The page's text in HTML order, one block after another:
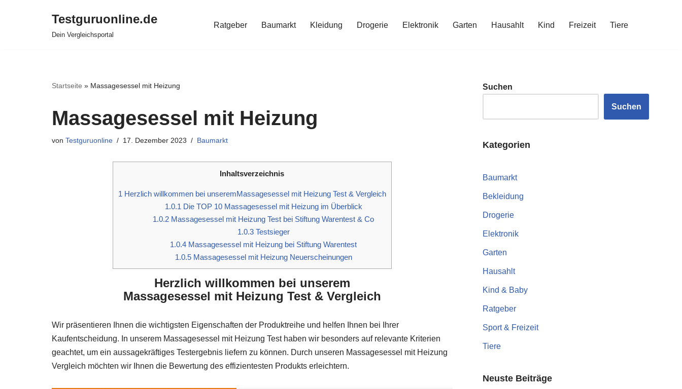
Testguruonline.de
Dein Vergleichsportal
Ratgeber Baumarkt Kleidung Drogerie Elektronik Garten Hausahlt Kind Freizeit Tiere
Startseite » Massagesessel mit Heizung
Massagesessel mit Heizung
von Testguruonline 17. Dezember 2023 Baumarkt
Inhaltsverzeichnis
1 Herzlich willkommen bei unseremMassagesessel mit Heizung Test & Vergleich
1.0.1 Die TOP 10 Massagesessel mit Heizung im Überblick
1.0.2 Massagesessel mit Heizung Test bei Stiftung Warentest & Co
1.0.3Testsieger
1.0.4 Massagesessel mit Heizung bei Stiftung Warentest
1.0.5Massagesessel mit Heizung Neuerscheinungen
Herzlich willkommen bei unserem
Massagesessel mit Heizung Test & Vergleich
Wir präsentieren Ihnen die wichtigsten Eigenschaften der Produktreihe und helfen Ihnen bei Ihrer
Kaufentscheidung. In unserem Massagesessel mit Heizung Test haben wir besonders auf relevante Kriterien
geachtet, um ein aussagekräftiges Testergebnis liefern zu können. Durch unseren Massagesessel mit Heizung
Vergleich möchten wir Ihnen die Bewertung des effizientesten Produkts erleichtern.
Suchen
Suchen
Kategorien
Baumarkt
Bekleidung
Drogerie
Elektronik
Garten
Hausahlt
Kind & Baby
Ratgeber
Sport & Freizeit
Tiere
Neuste Beiträge